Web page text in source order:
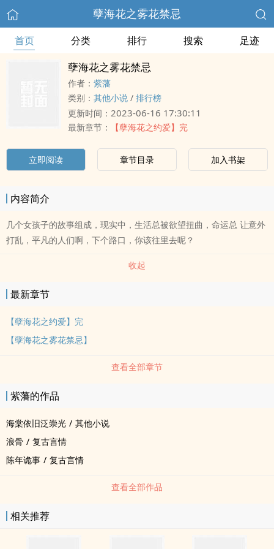
孽海花之雾花禁忌
首页 分类 排行 搜索 足迹
孽海花之雾花禁忌
作者： 紫藩
类别： 其他小说 / 排行榜
更新时间： 2023-06-16 17:30:11
最新章节： 【孽海花之约爱】完
立即阅读 章节目录 加入书架
内容简介
几个女孩子的故事组成，现实中，生活总被欲望扭曲，命运总 让意外
打乱，平凡的人们啊，下个路口，你该往里去呢？
收起
最新章节
【孽海花之约爱】完
【孽海花之雾花禁忌】
查看全部章节
紫藩的作品
海棠依旧泛崇光 / 其他小说
浪骨 / 复古言情
陈年诡事 / 复古言情
查看全部作品
相关推荐